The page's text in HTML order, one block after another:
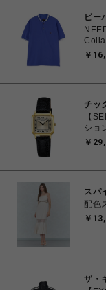
ビー
￥
チッ
【
ショ
￥
スパ
配色
￥
ザ・